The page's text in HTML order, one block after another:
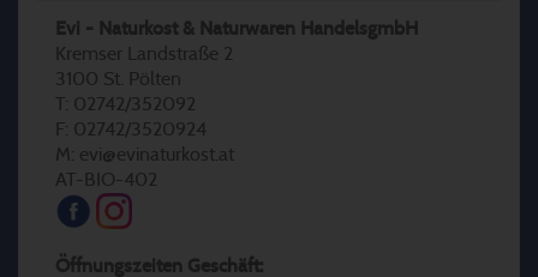
Evi - Naturkost & Naturwaren HandelsgmbH
Kremser Landstraße 2
3100 St. Pölten
T: 02742/352092
F: 02742/3520924
M: evi@evinaturkost.at
AT-BIO-402
Öffnungszeiten Geschäft: